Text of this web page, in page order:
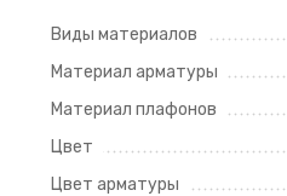
Виды материалов
Материал арматуры
Материал плафонов
Цвет
Цвет арматуры